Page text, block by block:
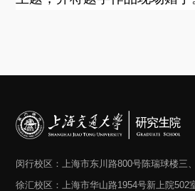
闵行校区：上海市东川路800号陈瑞球楼三
徐汇校区：上海市华山路1954号新上院502